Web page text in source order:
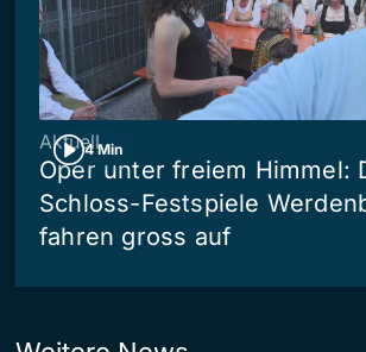
4 Min
Aktuell
Oper unter freiem Himmel:
Schloss-Festspiele
fahren gross auf